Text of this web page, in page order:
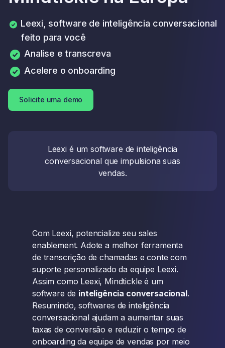
Leexi, software de inteligência conversacional
feito para você
Analise e transcreva
Acelere o onboarding
Solicite uma demo
Leexi é um software de inteligência
conversacional que impulsiona suas
vendas.
Com Leexi, potencialize seu sales
enablement. Adote a melhor ferramenta
de transcrição de chamadas e conte com
suporte personalizado da equipe Leexi.
Assim como Leexi, Mindtickle é um
software de inteligência conversacional.
Resumindo, softwares de inteligência
conversacional ajudam a aumentar suas
taxas de conversão e reduzir o tempo de
onboarding da equipe de vendas por meio